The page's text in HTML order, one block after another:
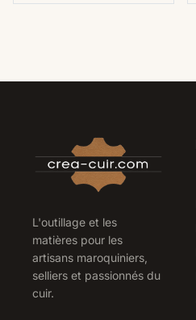
L'outillage et les
matières pour les
artisans maroquiniers,
selliers et passionnés du
cuir.